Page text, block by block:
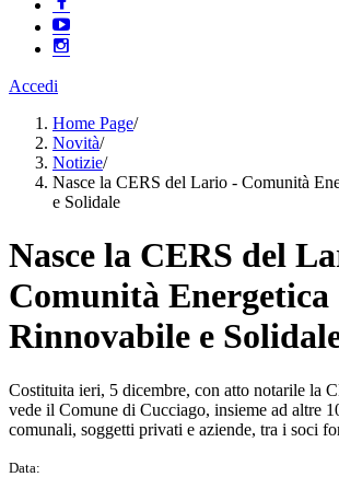
Accedi
Home Page/
Novità/
Notizie/
Nasce la CERS del Lario - Comunità
e Solidale
Nasce la CERS del
Comunità Energetica
Rinnovabile e
Costituita ieri, 5 dicembre, con atto notarile la
vede il Comune di Cucciago, insieme ad altre
comunali, soggetti privati e aziende, tra i soci
Data: